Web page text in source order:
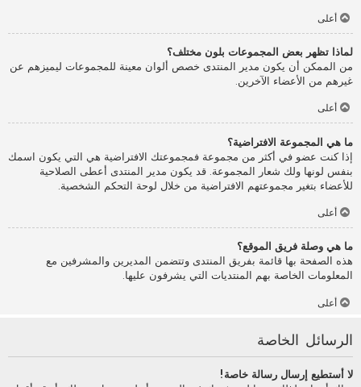
أعلى
لماذا تظهر بعض المجموعات بلون مختلف؟
من الممكن أن يكون مدير المنتدى خصص ألوان معينة للمجموعات ليميزهم عن
غيرهم من الأعضاء الآخرين.
أعلى
ما هي المجموعة الافتراضية؟
إذا كنت عضو في أكثر من مجموعة فمجموعتك الافتراضية هي التي يكون اسمك
بنفس لونها ولك شعار المجموعة. قد يكون مدير المنتدى أعطى الصلاحية
للأعضاء بتغير مجموعتهم الافتراضية من خلال لوحة التحكم الشخصية.
أعلى
ما هي وصلة فريق الموقع؟
هذه الصفحة بها قائمة بفريق المنتدى وتتضمن المديرين والمشرفين مع
المعلومات الخاصة بهم المنتديات التي يشرفون عليها.
أعلى
الرسائل الخاصة
لا أستطيع إرسال رسالة خاصة!